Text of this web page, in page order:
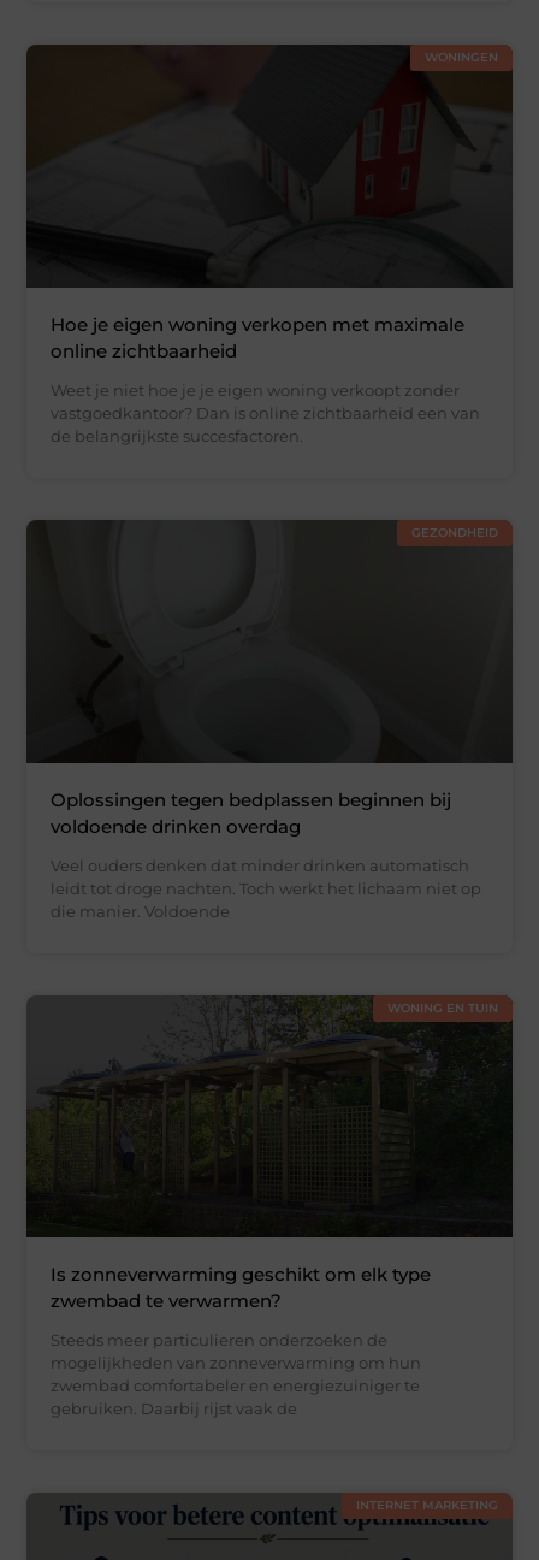
WONINGEN
Hoe je eigen woning verkopen met maximale
online zichtbaarheid
Weet je niet hoe je je eigen woning verkoopt zonder
vastgoedkantoor? Dan is online zichtbaarheid een van
de belangrijkste succesfactoren.
GEZONDHEID
Oplossingen tegen bedplassen beginnen bij
voldoende drinken overdag
Veel ouders denken dat minder drinken automatisch
leidt tot droge nachten. Toch werkt het lichaam niet op
die manier. Voldoende
WONING EN TUIN
Is zonneverwarming geschikt om elk type
zwembad te verwarmen?
Steeds meer particulieren onderzoeken de
mogelijkheden van zonneverwarming om hun
zwembad comfortabeler en energiezuiniger te
gebruiken. Daarbij rijst vaak de
INTERNET MARKETING